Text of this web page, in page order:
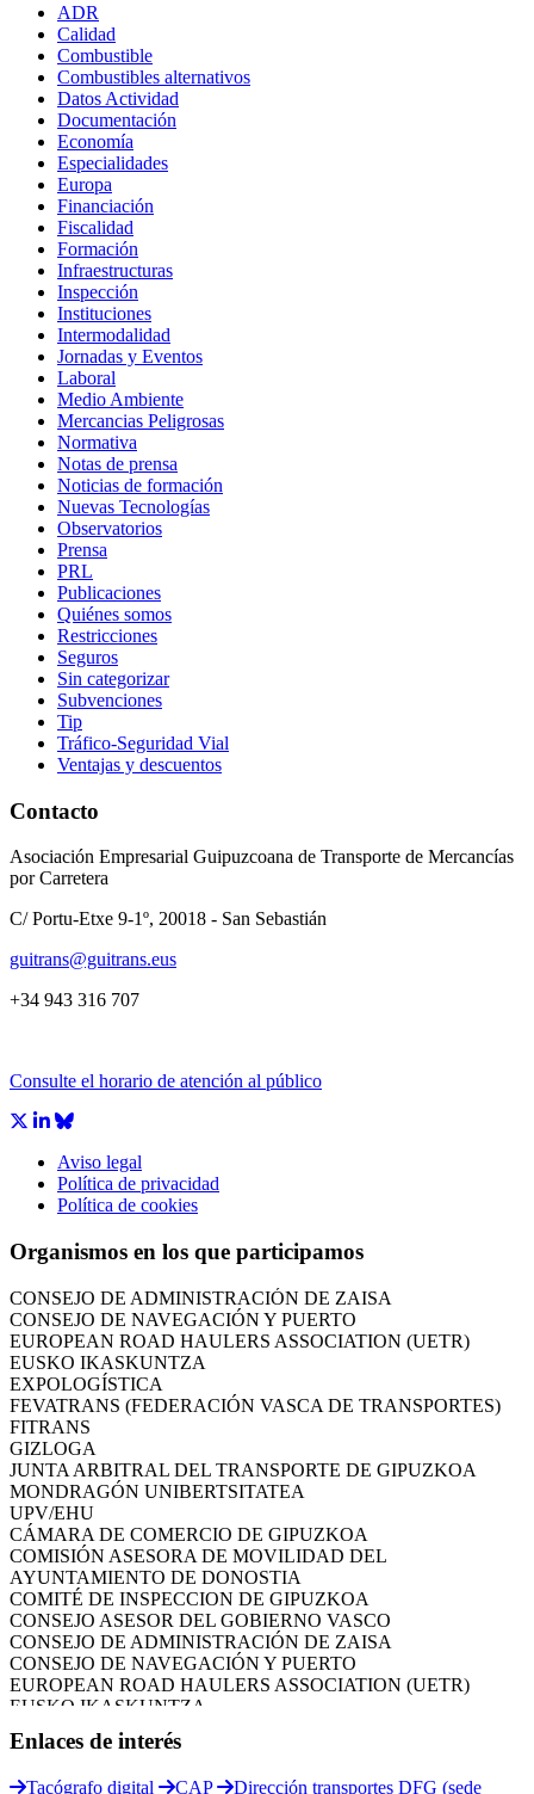
ADR
Calidad
Combustible
Combustibles alternativos
Datos Actividad
Documentación
Economía
Especialidades
Europa
Financiación
Fiscalidad
Formación
Infraestructuras
Inspección
Instituciones
Intermodalidad
Jornadas y Eventos
Laboral
Medio Ambiente
Mercancias Peligrosas
Normativa
Notas de prensa
Noticias de formación
Nuevas Tecnologías
Observatorios
Prensa
PRL
Publicaciones
Quiénes somos
Restricciones
Seguros
Sin categorizar
Subvenciones
Tip
Tráfico-Seguridad Vial
Ventajas y descuentos
Contacto
Asociación Empresarial Guipuzcoana de Transporte de Mercancías
por Carretera
C/ Portu-Etxe 9-1º, 20018 - San Sebastián
guitrans@guitrans.eus
+34 943 316 707
Consulte el horario de atención al público
Aviso legal
Política de privacidad
Política de cookies
Organismos en los que participamos
CÁMARA DE COMERCIO DE GIPUZKOA
COMISIÓN ASESORA DE MOVILIDAD DEL
COMITÉ DE INSPECCION DE GIPUZKOA
CONSEJO DE ADMINISTRACIÓN DE ZAISA
CONSEJO DE NAVEGACIÓN Y PUERTO
EUROPEAN ROAD HAULERS ASSOCIATION (UETR)
EUSKO IKASKUNTZA
EXPOLOGÍSTICA
FEVATRANS (FEDERACIÓN VASCA DE TRANSPORTES)
FITRANS
GIZLOGA
JUNTA ARBITRAL DEL TRANSPORTE DE GIPUZKOA
MONDRAGÓN UNIBERTSITATEA
UPV/EHU
CÁMARA DE COMERCIO DE GIPUZKOA
COMISIÓN ASESORA DE MOVILIDAD DEL
AYUNTAMIENTO DE DONOSTIA
COMITÉ DE INSPECCION DE GIPUZKOA
CONSEJO ASESOR DEL GOBIERNO VASCO
CONSEJO DE ADMINISTRACIÓN DE ZAISA
CONSEJO DE NAVEGACIÓN Y PUERTO
EUROPEAN ROAD HAULERS ASSOCIATION (UETR)
EUSKO IKASKUNTZA
FEVATRANS (FEDERACIÓN VASCA DE TRANSPORTES)
GIZLOGA
Enlaces de interés
Tacógrafo digital CAP Dirección transportes DFG (sede